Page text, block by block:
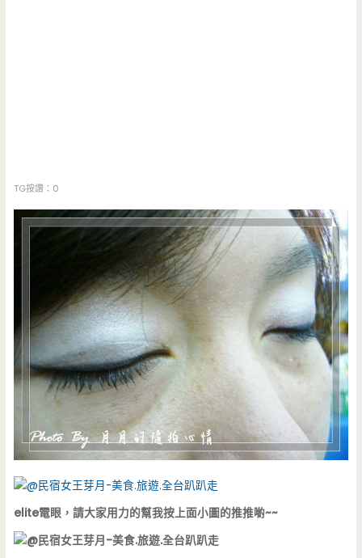
TG按讚：0
elite電眼，請大家用力的幫我按上面小圖的推推喲~~